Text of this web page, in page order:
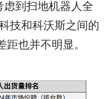
到扫地机器人全
技和科沃斯之间的
也并不明显。